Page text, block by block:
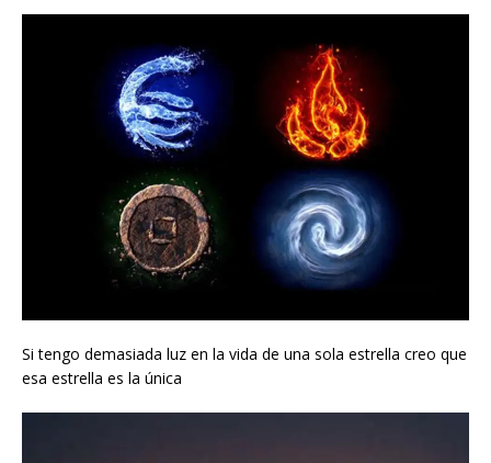
Si tengo demasiada luz en la vida de una sola estrella creo que
esa estrella es la única